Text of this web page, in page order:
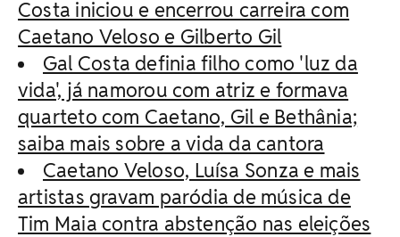
Costa iniciou e encerrou carreira com
Caetano Veloso e Gilberto Gil
Gal Costa definia filho como 'luz da
vida', já namorou com atriz e formava
quarteto com Caetano, Gil e Bethânia;
saiba mais sobre a vida da cantora
Caetano Veloso, Luísa Sonza e mais
artistas gravam paródia de música de
Tim Maia contra abstenção nas eleições